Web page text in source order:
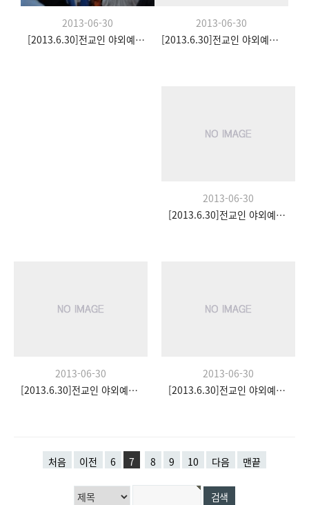
2013-06-30
[2013.6.30]전교인 야외예배- 팀수양관
2013-06-30
[2013.6.30]전교인 야외예배- 팀수양관
2013-06-30
[2013.6.30]전교인 야외예배- 팀수양관
2013-06-30
[2013.6.30]전교인 야외예배- 팀수양관
2013-06-30
[2013.6.30]전교인 야외예배- 팀수양관
처음 이전 6 7 8 9 10 다음 맨끝